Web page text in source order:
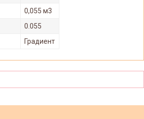
0,055 м3
0.055
Градиент